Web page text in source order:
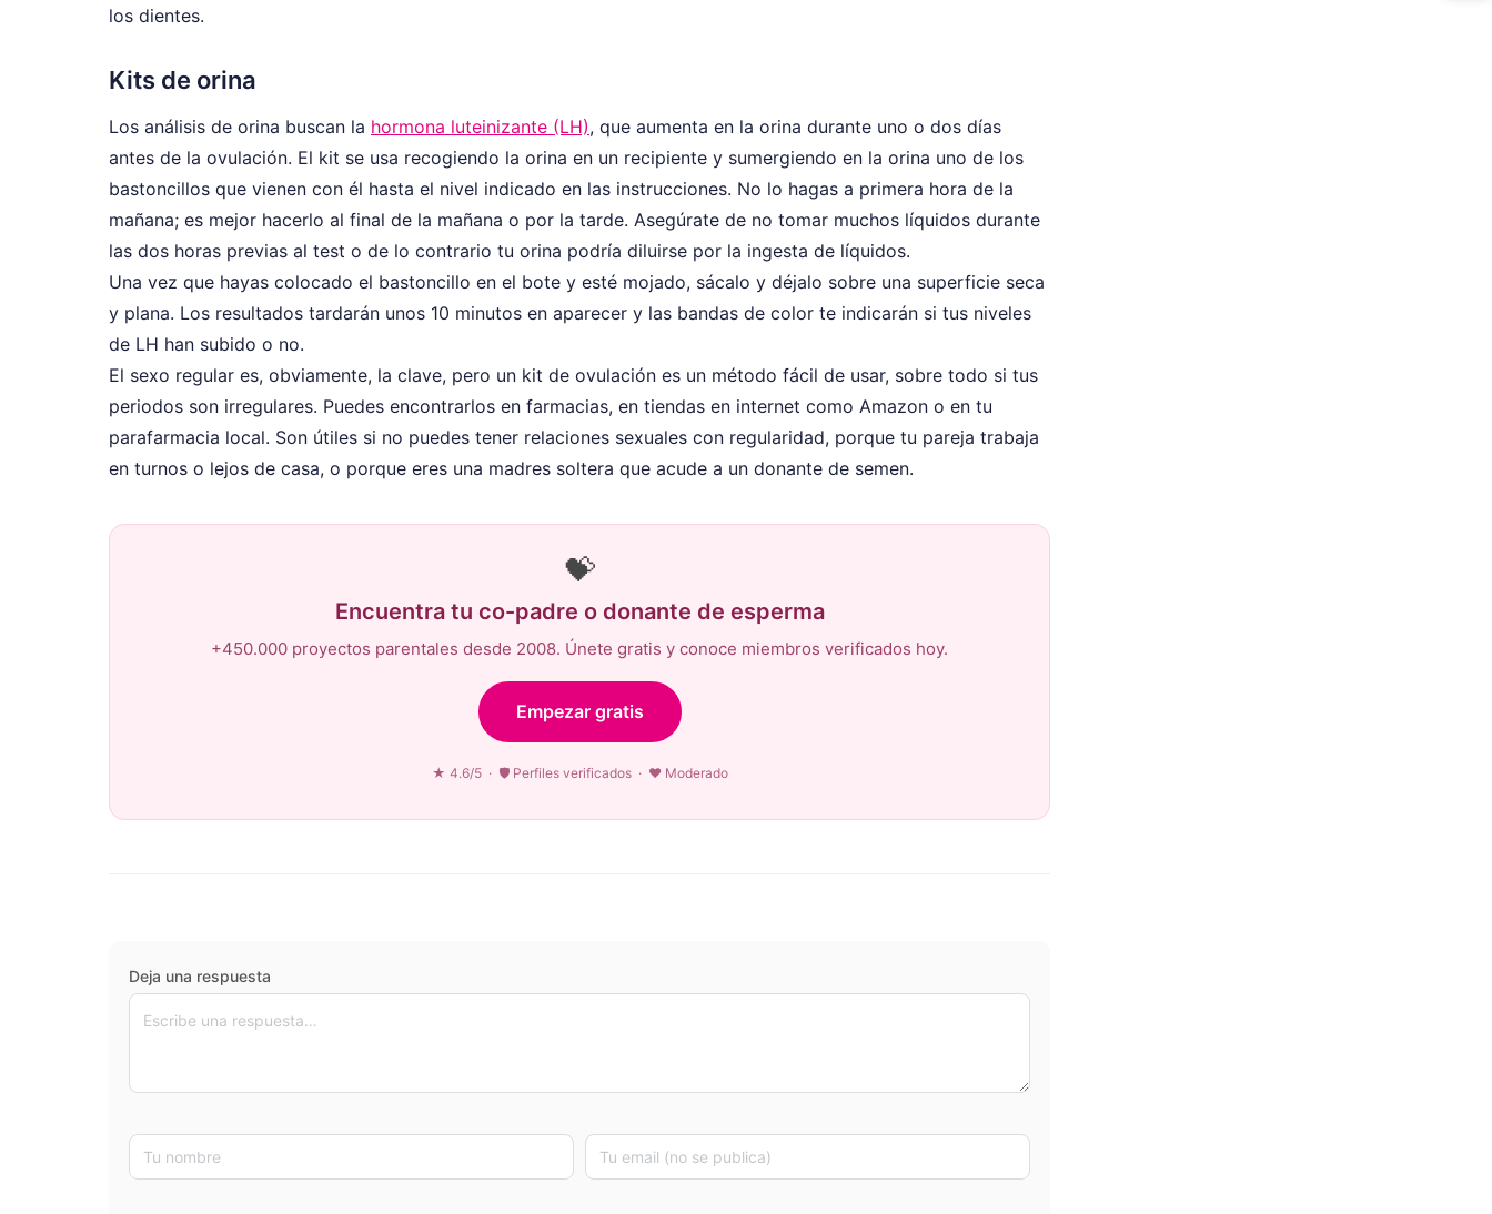
los dientes.
Kits de orina
Los análisis de orina buscan la hormona luteinizante (LH), que aumenta en la orina durante uno o dos días
antes de la ovulación. El kit se usa recogiendo la orina en un recipiente y sumergiendo en la orina uno de los
bastoncillos que vienen con él hasta el nivel indicado en las instrucciones. No lo hagas a primera hora de la
mañana; es mejor hacerlo al final de la mañana o por la tarde. Asegúrate de no tomar muchos líquidos durante
las dos horas previas al test o de lo contrario tu orina podría diluirse por la ingesta de líquidos.
Una vez que hayas colocado el bastoncillo en el bote y esté mojado, sácalo y déjalo sobre una superficie seca
y plana. Los resultados tardarán unos 10 minutos en aparecer y las bandas de color te indicarán si tus niveles
de LH han subido o no.
El sexo regular es, obviamente, la clave, pero un kit de ovulación es un método fácil de usar, sobre todo si tus
periodos son irregulares. Puedes encontrarlos en farmacias, en tiendas en internet como Amazon o en tu
parafarmacia local. Son útiles si no puedes tener relaciones sexuales con regularidad, porque tu pareja trabaja
en turnos o lejos de casa, o porque eres una madres soltera que acude a un donante de semen.
💝
Encuentra tu co-padre o donante de esperma
+450.000 proyectos parentales desde 2008. Únete gratis y conoce miembros verificados hoy.
Empezar gratis
★ 4.6/5 · 🛡 Perfiles verificados · ♥ Moderado
Deja una respuesta